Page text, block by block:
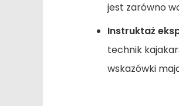
jest zarówno
Instruktaż
technik
wskazówki